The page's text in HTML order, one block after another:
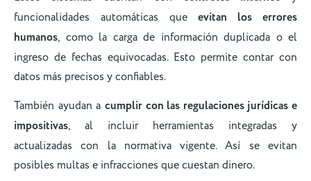
funcionalidades automáticas queevitan los errores
humanos, como la carga de información duplicada o el
ingreso de fechas equivocadas. Esto permite contar con
datos más precisos y confiables.
También ayudan a cumplir con las regulaciones jurídicas e
impositivas, al incluir herramientas integradas y
actualizadas con la normativa vigente. Así se evitan
posibles multas e infracciones que cuestan dinero.